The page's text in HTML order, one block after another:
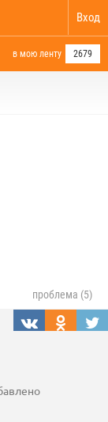
Вход
в мою ленту 2679
проблема (5)